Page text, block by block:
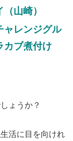
山崎）
ャレンジグル
カブ煮付け
ょうか？
活に目を向けれ